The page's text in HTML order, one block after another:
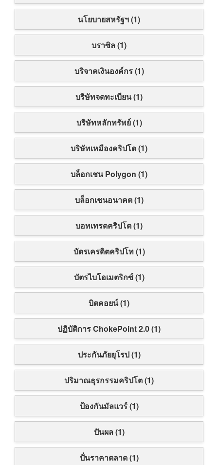
นโยบายสหรัฐฯ (1)
บราซิล (1)
บริจาคเงินองค์กร (1)
บริษัทจดทะเบียน (1)
บริษัทหลักทรัพย์ (1)
บริษัทเหมืองคริปโต (1)
บล็อกเชน Polygon (1)
บล็อกเชนอนาคต (1)
บอทเทรดคริปโต (1)
บัตรเครดิตคริปโท (1)
บัตรไบโอเมตริกซ์ (1)
บิตคอยน์ (1)
ปฏิบัติการ ChokePoint 2.0 (1)
ประกันภัยยุโรป (1)
ปริมาณธุรกรรมคริปโต (1)
ป้องกันมัลแวร์ (1)
ปันผล (1)
ปั่นราคาตลาด (1)